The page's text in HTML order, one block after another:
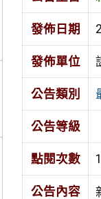
發佈日期
發佈單位
公告類別
公告等級
點閱次數
公告內容